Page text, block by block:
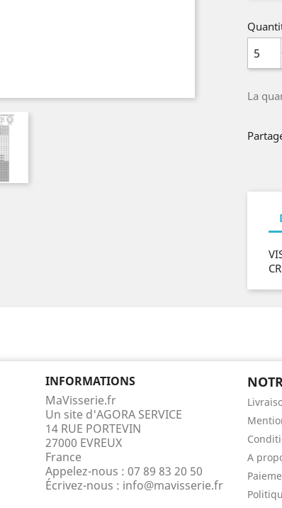
La
INFORMATIONS
MaVisserie.fr
Un site d'AGORA SERVICE
14 RUE PORTEVIN
27000 EVREUX
France
Appelez-nous : 07 89 83 20 50
Écrivez-nous : info@mavisserie.fr
A